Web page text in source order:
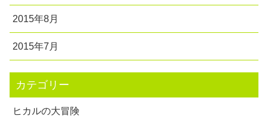
2015年8月
2015年7月
カテゴリー
ヒカルの大冒険